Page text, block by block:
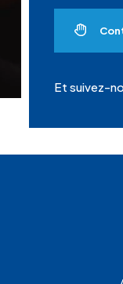
Et suivez-